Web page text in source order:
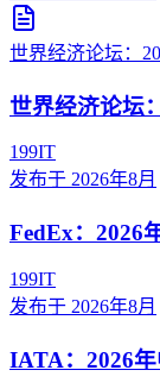
世界经济论坛：
世界经济论坛
199IT
发布于 2026年8月
FedEx：2026
199IT
发布于 2026年8月
IATA：2026